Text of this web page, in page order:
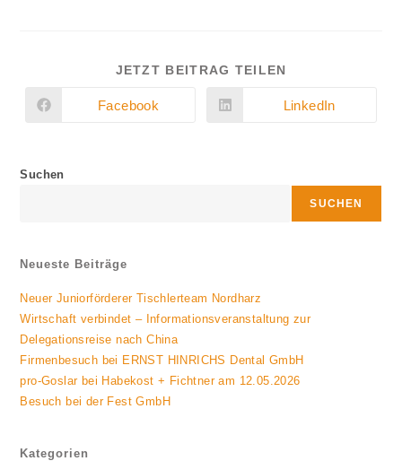
JETZT BEITRAG TEILEN
Öffnet
Facebook
Öffnet
LinkedIn
Suchen
SUCHEN
Neueste Beiträge
Neuer Juniorförderer Tischlerteam Nordharz
Wirtschaft verbindet – Informationsveranstaltung zur
Delegationsreise nach China
Firmenbesuch bei ERNST HINRICHS Dental GmbH
pro-Goslar bei Habekost + Fichtner am 12.05.2026
Besuch bei der Fest GmbH
Kategorien